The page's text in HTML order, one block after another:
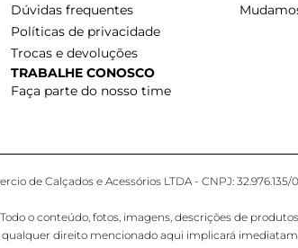
Dúvidas frequentes
Políticas de privacidade
Trocas e devoluções
TRABALHE CONOSCO
Faça parte do nosso time
de Calçados e Acessórios LTDA - CNPJ:
Todo o conteúdo, fotos, imagens, descrições de
qualquer direito mencionado aqui implicará